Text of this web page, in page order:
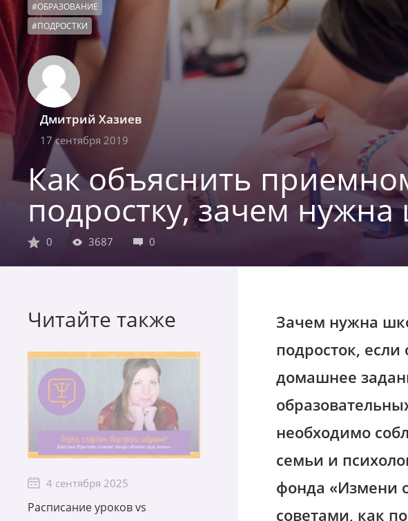
#ОБРАЗОВАНИЕ
#ПОДРОСТКИ
Дмитрий Хазиев
17 сентября 2019
Как объяснить
подростку, зачем нужна
0 3687 0
Читайте также
4 сентября 2025
Расписание уроков vs
Зачем нужна
подросток,
домашнее
необходимо
семьи и
фонда «Измени
советами, как